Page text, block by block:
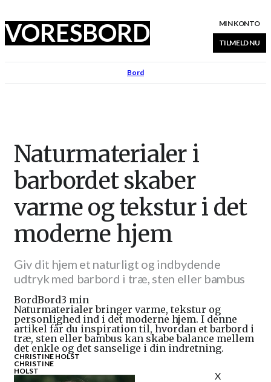
VORESBORD MIN KONTO
TILMELD NU
Bord
Naturmaterialer i
barbordet skaber
varme og tekstur i det
moderne hjem
Giv dit hjem et naturligt og indbydende
udtryk med barbord i træ, sten eller bambus
BordBord
X
3 min
Naturmaterialer bringer varme, tekstur og
personlighed ind i det moderne hjem. I denne
artikel får du inspiration til, hvordan et barbord i
træ, sten eller bambus kan skabe balance mellem
det enkle og det sanselige i din indretning.
CHRISTINE HOLST
CHRISTINE
HOLST